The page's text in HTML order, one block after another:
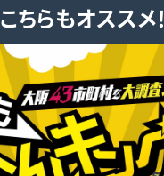
こちらもオススメ！